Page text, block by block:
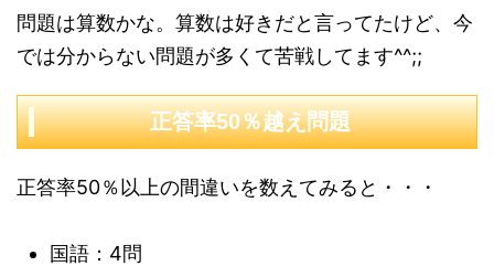
問題は算数かな。算数は好きだと言ってたけど、今
では分からない問題が多くて苦戦してます^^;;
正答率50％越え問題
正答率50％以上の間違いを数えてみると・・・
国語：4問